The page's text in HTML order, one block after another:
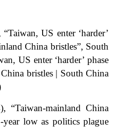
US enter ‘harder’
China bristles”, South
US enter ‘harder’ phase
bristles | South China
“Taiwan-mainland China
low as politics plague